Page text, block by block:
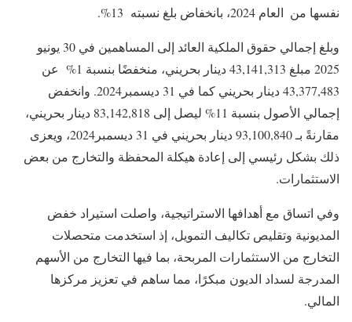
نفسها من ‎ العام 2024، بانخفاض بلغ نسبته ‎%13.
2025 مبلغ 43,141,313 دينار بحريني، منخفضًا بنسبة ‎%1 عن
43,377,483 دينار بحريني كما في ‎31 ديسمبر‎2024. وانخفض
إجمالي الأصول بنسبة ‎%11 ليصل إلى 83,142,818 دينار بحريني،
مقارنةً بـ 93,100,840 دينار بحريني في ‎31 ديسمبر‎2024، ويعزى
ذلك بشكل رئيسي إلى إعادة هيكلة المحفظة والتخارج من بعض
الاستثمارات.
وفي اتساق مع أهدافها الاستراتيجية، واصلت استيراد خفض
المديونية وتقليص تكاليف التمويل، إذ استخدمت متحصلات
التخارج من الاستثمارات المربحة، بما فيها التخارج من الأسهم
المدرجة لسداد الديون مبكرًا، مما ساهم في تعزيز مركزها
المالي.